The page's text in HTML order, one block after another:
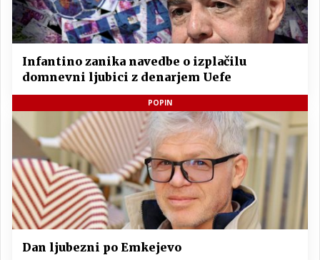
Infantino zanika navedbe o izplačilu
domnevni ljubici z denarjem Uefe
POPIN
Dan ljubezni po Emkejevo